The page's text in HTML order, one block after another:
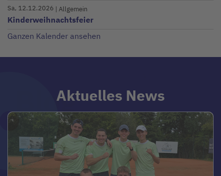
Sa, 12.12.2026 | Allgemein
Kinderweihnachtsfeier
Ganzen Kalender ansehen
Aktuelles News
Blog